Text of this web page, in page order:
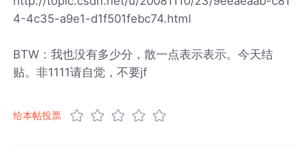
4-4c35-a9e1-d1f501febc74.html
BTW：我也没有多少分，散一点表示表示。今天结
贴。非1111请自觉，不要jf
给本帖投票